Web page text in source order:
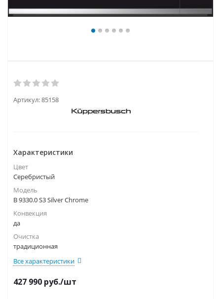
Артикул:85158
Характеристики
Цвет
Серебристый
Модель
B 9330.0 S3 Silver Chrome
Конвекция
да
Очистка
традиционная
Все характеристики
427 990 руб./шт